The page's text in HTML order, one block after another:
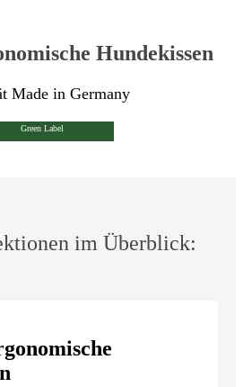
Hundekissen
Made in Germany
Green Label
im Überblick: